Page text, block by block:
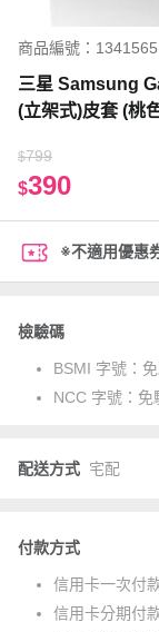
商品編號：
三星 Samsung
(立架式)皮套 (桃
$799
$390
※不適用優惠
檢驗碼
BSMI 字號：
NCC 字號： 免
配送方式 宅配
付款方式
信用卡一次付
信用卡分期付